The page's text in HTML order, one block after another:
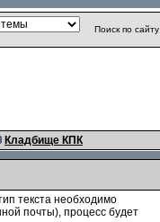
Поиск по сайту
Кладбище КПК
текста необходимо
почты), процесс будет